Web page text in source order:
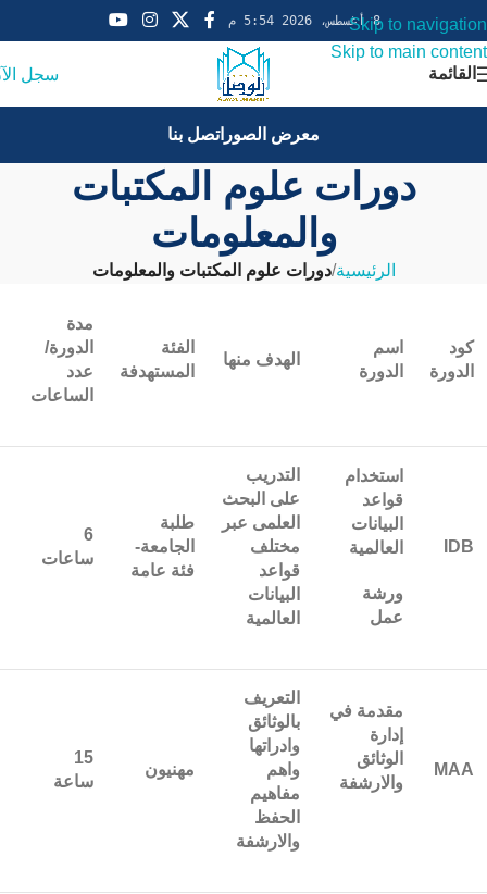
Skip to navigation
Skip to main content
8 أغسطس، 2026 5:54 م
القائمة سجل
معرض الصور اتصل بنا
دورات علوم المكتبات
والمعلومات
الرئيسية/دورات علوم المكتبات والمعلومات
كود
الدورة
اسم
الدورة
الهدف منها
الفئة
المستهدفة
مدة
الدورة/
عدد
الساعات
IDB
استخدام
قواعد
البيانات
العالمية
ورشة
عمل
التدريب
على البحث
العلمى عبر
مختلف
قواعد
البيانات
العالمية
طلبة
الجامعة-
فئة عامة
6
ساعات
MAA
مقدمة في
إدارة
الوثائق
والارشفة
التعريف
بالوثائق
وادراتها
واهم
مفاهيم
الحفظ
والارشفة
مهنيون
15
ساعة